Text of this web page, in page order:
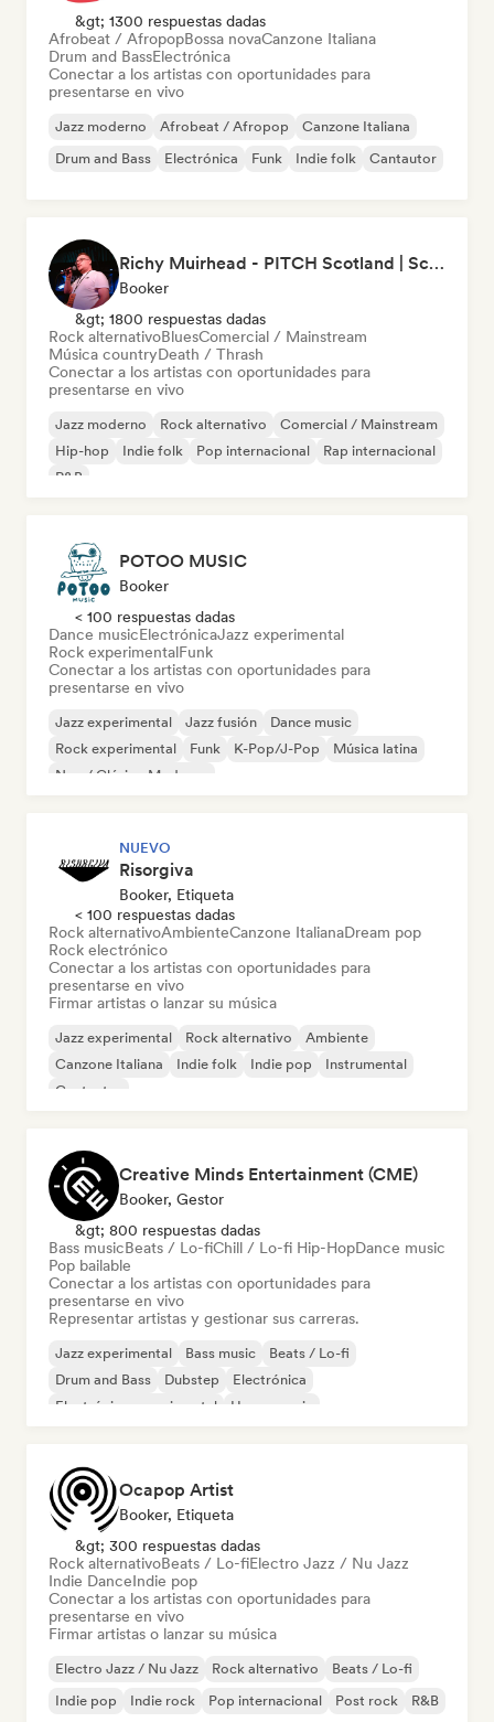
&gt; 1300 respuestas dadas
Afrobeat / AfropopBossa novaCanzone Italiana
Drum and BassElectrónica
Conectar a los artistas con oportunidades para
presentarse en vivo
Jazz moderno Afrobeat / Afropop
Canzone Italiana
Drum and Bass
Electrónica Funk Indie folk Cantautor
Richy Muirhead - PITCH Scotland | Scottish Alternative Music Awards (SAMA)
Booker
&gt; 1800 respuestas dadas
Rock alternativoBluesComercial / Mainstream
Música countryDeath / Thrash
Conectar a los artistas con oportunidades para
presentarse en vivo
Jazz moderno Rock alternativo
Comercial / Mainstream
Hip-hop
Indie folk Pop internacional
Rap internacional
R&B
POTOO MUSIC
Booker
< 100 respuestas dadas
Dance musicElectrónicaJazz experimental
Rock experimentalFunk
Conectar a los artistas con oportunidades para
presentarse en vivo
Jazz experimental Jazz fusión
Dance music
Rock experimental
Funk K-Pop/J-Pop
Música latina
Neo / Clásico Moderno
NUEVO
Risorgiva
Booker, Etiqueta
< 100 respuestas dadas
Rock alternativoAmbienteCanzone ItalianaDream pop
Rock electrónico
Conectar a los artistas con oportunidades para
presentarse en vivo
Firmar artistas o lanzar su música
Jazz experimental Rock alternativo
Ambiente
Canzone Italiana
Indie folk Indie pop
Instrumental
Cantautor
Creative Minds Entertainment (CME)
Booker, Gestor
&gt; 800 respuestas dadas
Bass musicBeats / Lo-fiChill / Lo-fi Hip-HopDance music
Pop bailable
Conectar a los artistas con oportunidades para
presentarse en vivo
Representar artistas y gestionar sus carreras.
Jazz experimental Bass music
Beats / Lo-fi
Drum and Bass
Dubstep
Electrónica
Electrónica experimental
House music
Ocapop Artist
Booker, Etiqueta
&gt; 300 respuestas dadas
Rock alternativoBeats / Lo-fiElectro Jazz / Nu Jazz
Indie DanceIndie pop
Conectar a los artistas con oportunidades para
presentarse en vivo
Firmar artistas o lanzar su música
Electro Jazz / Nu Jazz Rock alternativo
Beats / Lo-fi
Indie pop
Indie rock Pop internacional Post rock R&B